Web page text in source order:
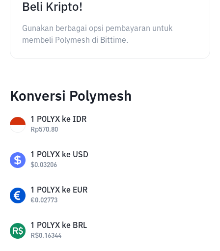
Beli Kripto!
Gunakan berbagai opsi pembayaran untuk
membeli Polymesh di Bittime.
Konversi Polymesh
1 POLYX ke IDR
Rp570.80
1 POLYX ke USD
$0.03206
1 POLYX ke EUR
€0.02773
1 POLYX ke BRL
R$0.16344